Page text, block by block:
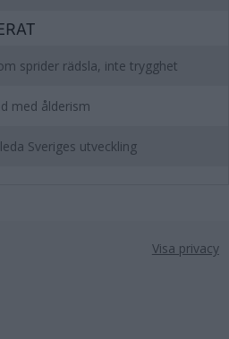
sprider rädsla, inte trygghet
med ålderism
Sveriges utveckling
Visa privacy